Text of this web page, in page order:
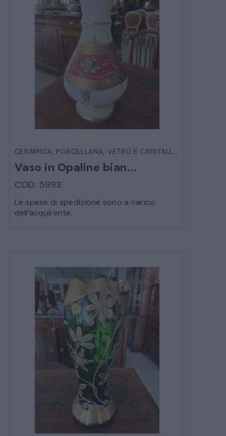
CERAMICA, PORCELLANA, VETRO E CRISTALLO
Vaso in Opaline bian...
COD: 5993
Le spese di spedizione sono a carico
dell’acquirente.